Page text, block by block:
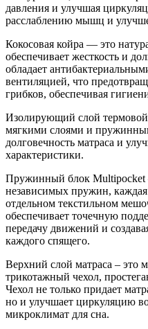
давления и улучшая
расслаблению мышц и
Кокосовая койра — это
обеспечивает жесткость и
обладает
вентиляцией, что
грибков, обеспечивая
Изолирующий слой
мягкими слоями и
долговечность матраса и
характеристики.
Пружинный блок Multipocket
независимых пружин, каждая
отдельном текстильном
обеспечивает точечную
передачу движений и
каждого спящего.
Верхний слой матраса – это
трикотажный чехол,
Чехол не только придает
но и улучшает циркуляцию
микроклимат для сна.